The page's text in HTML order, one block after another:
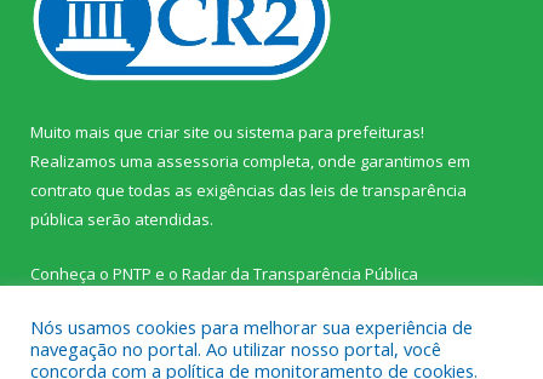
Muito mais que criar site ou sistema para prefeituras!
Realizamos uma assessoria completa, onde garantimos em
contrato que todas as exigências das leis de transparência
pública serão atendidas.
Conheça o PNTP e o Radar da Transparência Pública
Nós usamos cookies para melhorar sua experiência de
navegação no portal. Ao utilizar nosso portal, você
concorda com a política de monitoramento de cookies.